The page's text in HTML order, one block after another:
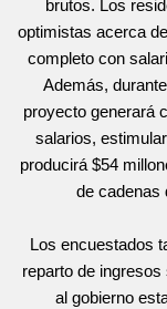
brutos. Los
optimistas acerca
completo con
Además,
proyecto generará
salarios,
producirá $54
de cadenas
Los encuestados
reparto de
al gobierno